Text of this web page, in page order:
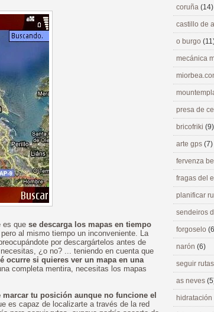
es que se descarga los mapas en tiempo
al mismo tiempo un inconveniente. La
por descargártelos antes de
¿o no? ... teniendo en cuenta que
ocurre si quieres ver un mapa en una
completa mentira, necesitas los mapas
marcar tu posición aunque no funcione el
es capaz de localizarte a través de la red
coruña (14)
castillo de
o burgo
mecánica
presa de
bricofriki (9)
arte gps (7)
fervenza
fragas del
planificar
sendeiros
forgoselo
narón (6)
seguir
as neves
hidratación